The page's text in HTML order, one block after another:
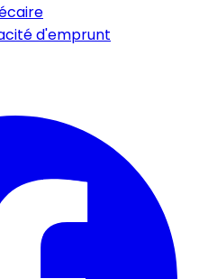
d'emprunt